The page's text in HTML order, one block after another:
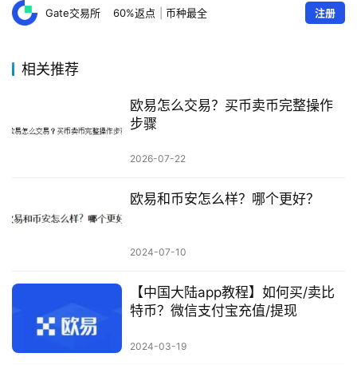
Gate交易所 60%返点 币种最全 注册
相关推荐
欧易怎么交易？买币卖币完整操作
步骤
2026-07-22
欧易和币安怎么样？哪个更好？
2024-07-10
【中国大陆app教程】如何买/卖比
特币？微信支付宝充值/提现
2024-03-19